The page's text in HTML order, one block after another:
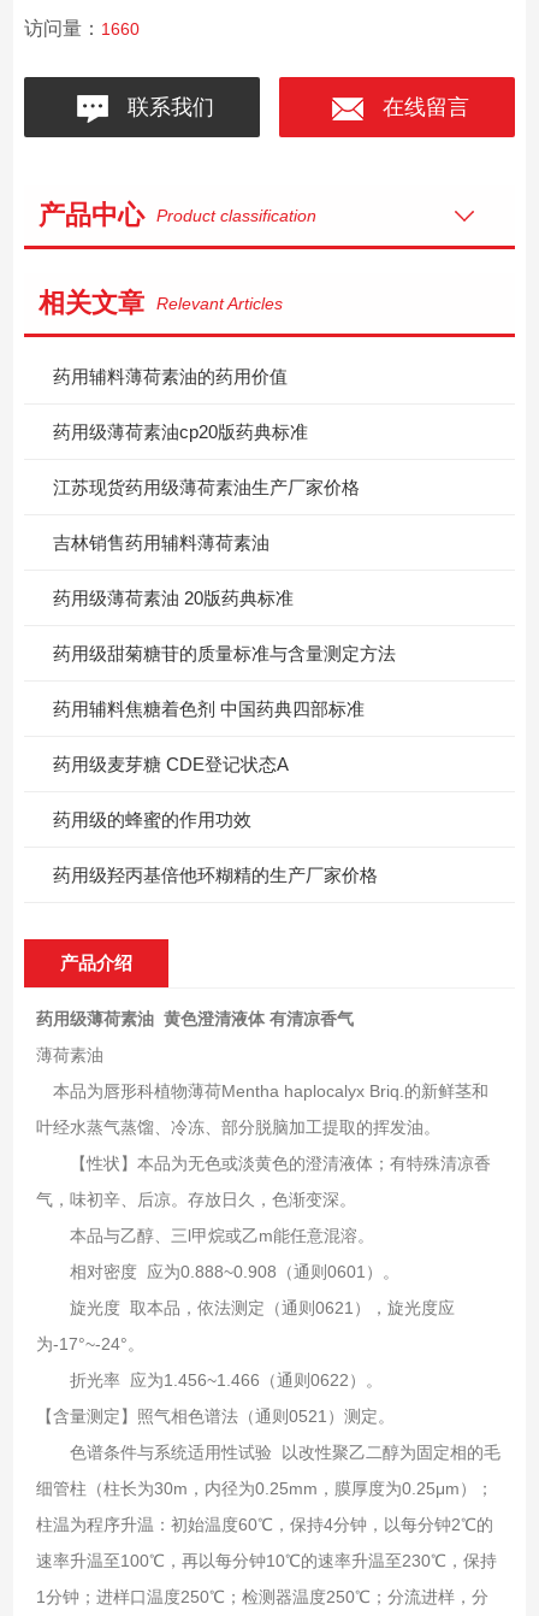
访问量： 1660
联系我们 在线留言
产品中心 Product classification
相关文章 Relevant Articles
药用辅料薄荷素油的药用价值
药用级薄荷素油cp20版药典标准
江苏现货药用级薄荷素油生产厂家价格
吉林销售药用辅料薄荷素油
药用级薄荷素油 20版药典标准
药用级甜菊糖苷的质量标准与含量测定方法
药用辅料焦糖着色剂 中国药典四部标准
药用级麦芽糖 CDE登记状态A
药用级的蜂蜜的作用功效
药用级羟丙基倍他环糊精的生产厂家价格
产品介绍
药用级薄荷素油 黄色澄清液体 有清凉香气
薄荷素油
本品为唇形科植物薄荷Mentha haplocalyx Briq.的新鲜茎和
叶经水蒸气蒸馏、冷冻、部分脱脑加工提取的挥发油。
【性状】本品为无色或淡黄色的澄清液体；有特殊清凉香
气，味初辛、后凉。存放日久，色渐变深。
本品与乙醇、三l甲烷或乙m能任意混溶。
相对密度 应为0.888~0.908（通则0601）。
旋光度 取本品，依法测定（通则0621），旋光度应
为-17°~-24°。
折光率 应为1.456~1.466（通则0622）。
【含量测定】照气相色谱法（通则0521）测定。
色谱条件与系统适用性试验 以改性聚乙二醇为固定相的毛
细管柱（柱长为30m，内径为0.25mm，膜厚度为0.25μm）；
柱温为程序升温：初始温度60℃，保持4分钟，以每分钟2℃的
速率升温至100℃，再以每分钟10℃的速率升温至230℃，保持
1分钟；进样口温度250℃；检测器温度250℃；分流进样，分